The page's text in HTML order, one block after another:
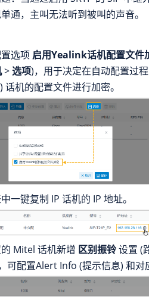
通，主叫无法听到被叫的声音。
选项启用Yealink话机配置文件
>选项)，用于决定在自动配置过
话机的配置文件进行加密。
一键复制 IP 话机的 IP 地址。
Mitel 话机新增 区别振铃设置 (
可配置Alert Info (提示信息) 和对